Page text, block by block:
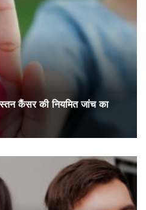
कैंसर की नियमित जांच का